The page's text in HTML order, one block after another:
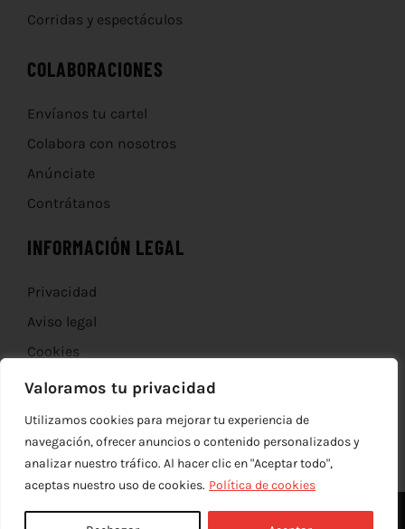
Valoramos tu privacidad
Utilizamos cookies para mejorar tu experiencia de
navegación, ofrecer anuncios o contenido personalizados y
analizar nuestro tráfico. Al hacer clic en "Aceptar todo",
aceptas nuestro uso de cookies. Política de cookies
Corridas y espectáculos
COLABORACIONES
Envíanos tu cartel
Colabora con nosotros
Anúnciate
Contrátanos
INFORMACIÓN LEGAL
Privacidad
Aviso legal
Cookies
Devoluciones